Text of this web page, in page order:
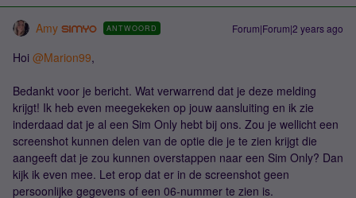
Amy ANTWOORD Forum|Forum|2 years ago
Hoi @Marion99,
Bedankt voor je bericht. Wat verwarrend dat je deze melding
krijgt! Ik heb even meegekeken op jouw aansluiting en ik zie
inderdaad dat je al een Sim Only hebt bij ons. Zou je wellicht een
screenshot kunnen delen van de optie die je te zien krijgt die
aangeeft dat je zou kunnen overstappen naar een Sim Only? Dan
kijk ik even mee. Let erop dat er in de screenshot geen
persoonlijke gegevens of een 06-nummer te zien is.